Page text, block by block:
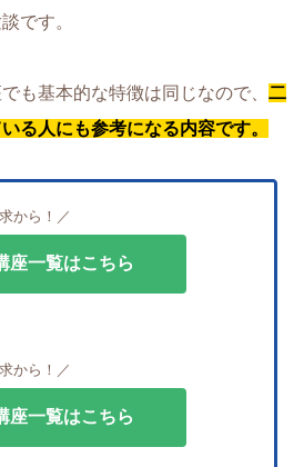
です。
も基本的な特徴は同じなので、 二
る人にも参考になる内容です。
から！／
座一覧はこちら
から！／
座一覧はこちら